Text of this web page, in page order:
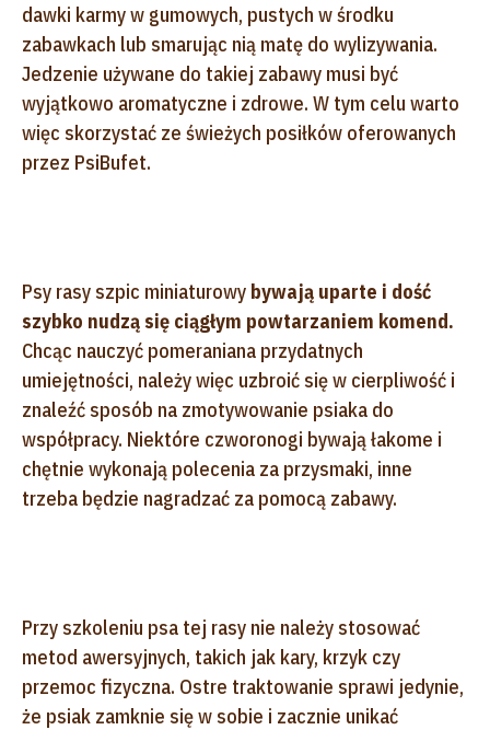
dawki karmy w gumowych, pustych w środku
zabawkach lub smarując nią matę do wylizywania.
Jedzenie używane do takiej zabawy musi być
wyjątkowo aromatyczne i zdrowe. W tym celu warto
więc skorzystać ze świeżych posiłków oferowanych
przez PsiBufet.
Psy rasy szpic miniaturowy bywają uparte i dość
szybko nudzą się ciągłym powtarzaniem komend.
Chcąc nauczyć pomeraniana przydatnych
umiejętności, należy więc uzbroić się w cierpliwość i
znaleźć sposób na zmotywowanie psiaka do
współpracy. Niektóre czworonogi bywają łakome i
chętnie wykonają polecenia za przysmaki, inne
trzeba będzie nagradzać za pomocą zabawy.
Przy szkoleniu psa tej rasy nie należy stosować
metod awersyjnych, takich jak kary, krzyk czy
przemoc fizyczna. Ostre traktowanie sprawi jedynie,
że psiak zamknie się w sobie i zacznie unikać